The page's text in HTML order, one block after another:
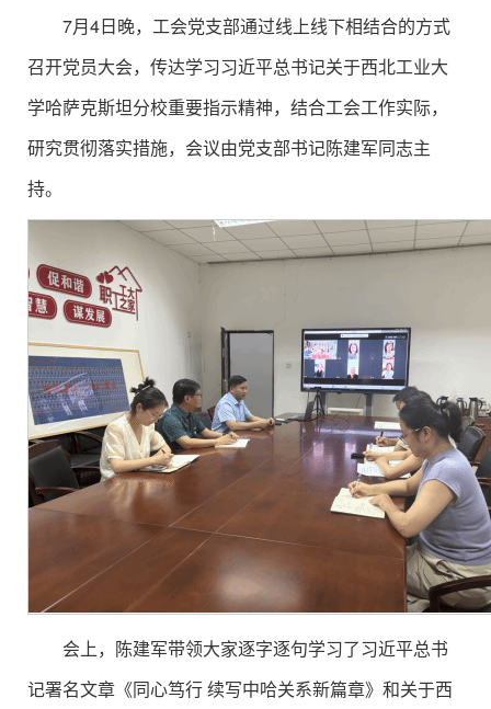
7月4日晚，工会党支部通过线上线下相结合的方式
召开党员大会，传达学习习近平总书记关于西北工业大
学哈萨克斯坦分校重要指示精神，结合工会工作实际，
研究贯彻落实措施，会议由党支部书记陈建军同志主
持。
会上，陈建军带领大家逐字逐句学习了习近平总书
记署名文章《同心笃行 续写中哈关系新篇章》和关于西